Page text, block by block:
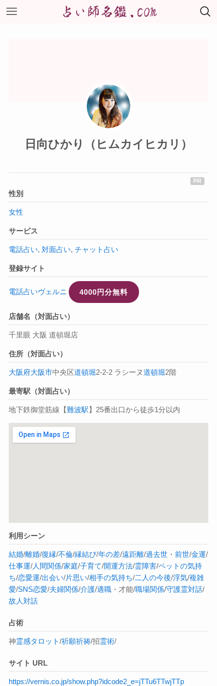
日向ひかり（ヒムカイヒカリ）
性別
女性
サービス
電話占い, 対面占い, チャット占い
登録サイト
電話占いヴェルニ 4000円分無料
店舗名（対面占い）
千里眼 大阪 道頓堀店
住所（対面占い）
大阪府大阪市中央区道頓堀2-2-2 ラシーヌ道頓堀2階
最寄駅（対面占い）
地下鉄御堂筋線【難波駅】25番出口から徒歩1分以内
利用シーン
結婚/離婚/復縁/不倫/縁結び/年の差/遠距離/過去世・ 前世/金運/
仕事運/人間関係/家庭/子育て/開運方法/霊障害/ペットの気持
ち/恋愛運/出会い/片思い/相手の気持ち/二人の今後/浮気/複雑
愛/SNS恋愛/夫婦関係/介護/適職・才能/職場関係/守護霊対話/
故人対話
占術
神霊感タロット/祈願祈祷/招霊術/
サイト URL
https://vernis.co.jp/show.php?idcode2_e=jTTu6TTwjTTp